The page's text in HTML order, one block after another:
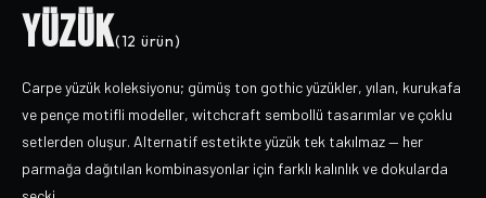
YÜZÜK(12 ürün)
Carpe yüzük koleksiyonu; gümüş ton gothic yüzükler, yılan, kurukafa
ve pençe motifli modeller, witchcraft sembollü tasarımlar ve çoklu
setlerden oluşur. Alternatif estetikte yüzük tek takılmaz — her
parmağa dağıtılan kombinasyonlar için farklı kalınlık ve dokularda